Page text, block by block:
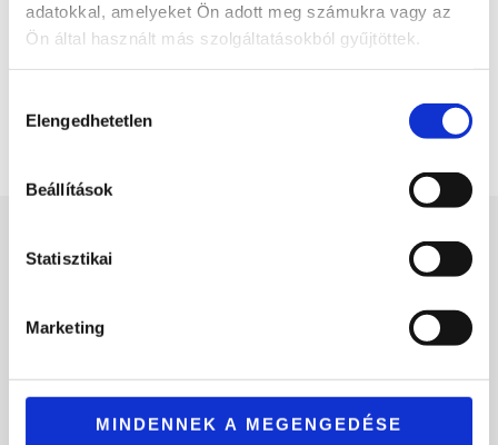
adatokkal, amelyeket Ön adott meg számukra vagy az
Ön által használt más szolgáltatásokból gyűjtöttek.
kiválasztása
Elengedhetetlen
Beállítások
Statisztikai
Marketing
MINDENNEK A MEGENGEDÉSE
ROOM MEALS ORDERING